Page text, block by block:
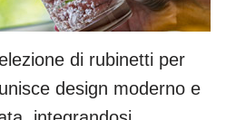
di rubinetti per
design moderno e